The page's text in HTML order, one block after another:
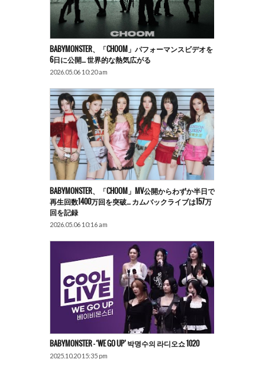
BABYMONSTER、「CHOOM」パフォーマンスビデオを
6日に公開… 世界的な熱気広がる
2026.05.06 10:20 am
BABYMONSTER、「CHOOM」MV公開からわずか半日で
再生回数1400万回を突破… カムバックライブは157万
回を記録
2026.05.06 10:16 am
BABYMONSTER – ‘WE GO UP’ 박명수의 라디오쇼 1020
2025.10.20 15:35 pm